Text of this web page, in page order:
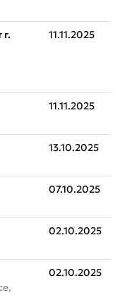
11.11.2025
11.11.2025
13.10.2025
07.10.2025
02.10.2025
02.10.2025